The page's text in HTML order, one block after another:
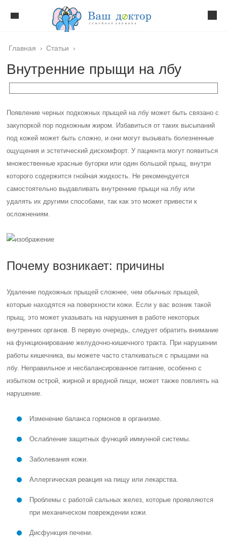
Главная › Статьи ›
Внутренние прыщи на лбу
Появление черных подкожных прыщей на лбу может быть связано с
закупоркой пор подкожным жиром. Избавиться от таких высыпаний
под кожей может быть сложно, и они могут вызывать болезненные
ощущения и эстетический дискомфорт. У пациента могут появиться
множественные красные бугорки или один большой прыщ, внутри
которого содержится гнойная жидкость. Не рекомендуется
самостоятельно выдавливать внутренние прыщи на лбу или
удалять их другими способами, так как это может привести к
осложнениям.
Почему возникает: причины
Удаление подкожных прыщей сложнее, чем обычных прыщей,
которые находятся на поверхности кожи. Если у вас возник такой
прыщ, это может указывать на нарушения в работе некоторых
внутренних органов. В первую очередь, следует обратить внимание
на функционирование желудочно-кишечного тракта. При нарушении
работы кишечника, вы можете часто сталкиваться с прыщами на
лбу. Неправильное и несбалансированное питание, особенно с
избытком острой, жирной и вредной пищи, может также повлиять на
нарушение.
Изменение баланса гормонов в организме.
Ослабление защитных функций иммунной системы.
Заболевания кожи.
Аллергическая реакция на пищу или лекарства.
Проблемы с работой сальных желез, которые проявляются
при механическом повреждении кожи.
Дисфункция печени.